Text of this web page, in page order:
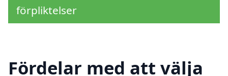
förpliktelser
Fördelar med att välja